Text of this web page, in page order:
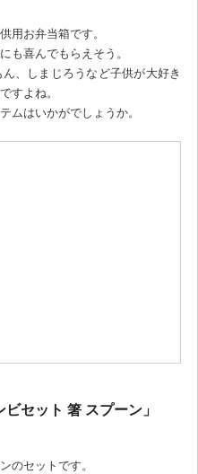
用お弁当箱です。
も喜んでもらえそう。
、しまじろうなど子供が大好き
すよね。
ムはいかがでしょうか。
セット 箸 スプーン」
のセットです。